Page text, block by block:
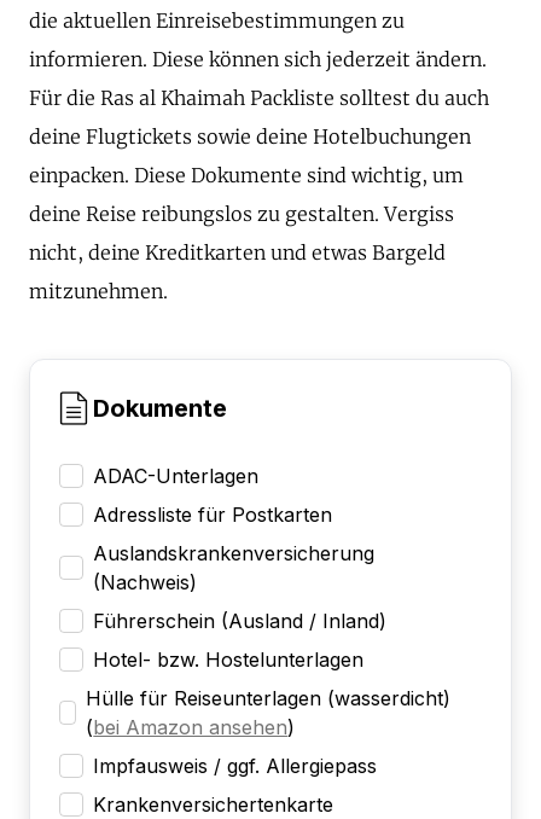
die aktuellen Einreisebestimmungen zu
informieren. Diese können sich jederzeit ändern.
Für die Ras al Khaimah Packliste solltest du auch
deine Flugtickets sowie deine Hotelbuchungen
einpacken. Diese Dokumente sind wichtig, um
deine Reise reibungslos zu gestalten. Vergiss
nicht, deine Kreditkarten und etwas Bargeld
mitzunehmen.
Dokumente
ADAC-Unterlagen
Adressliste für Postkarten
Auslandskrankenversicherung
(Nachweis)
Führerschein (Ausland / Inland)
Hotel- bzw. Hostelunterlagen
Hülle für Reiseunterlagen (wasserdicht)
(bei Amazon ansehen)
Impfausweis / ggf. Allergiepass
Krankenversichertenkarte